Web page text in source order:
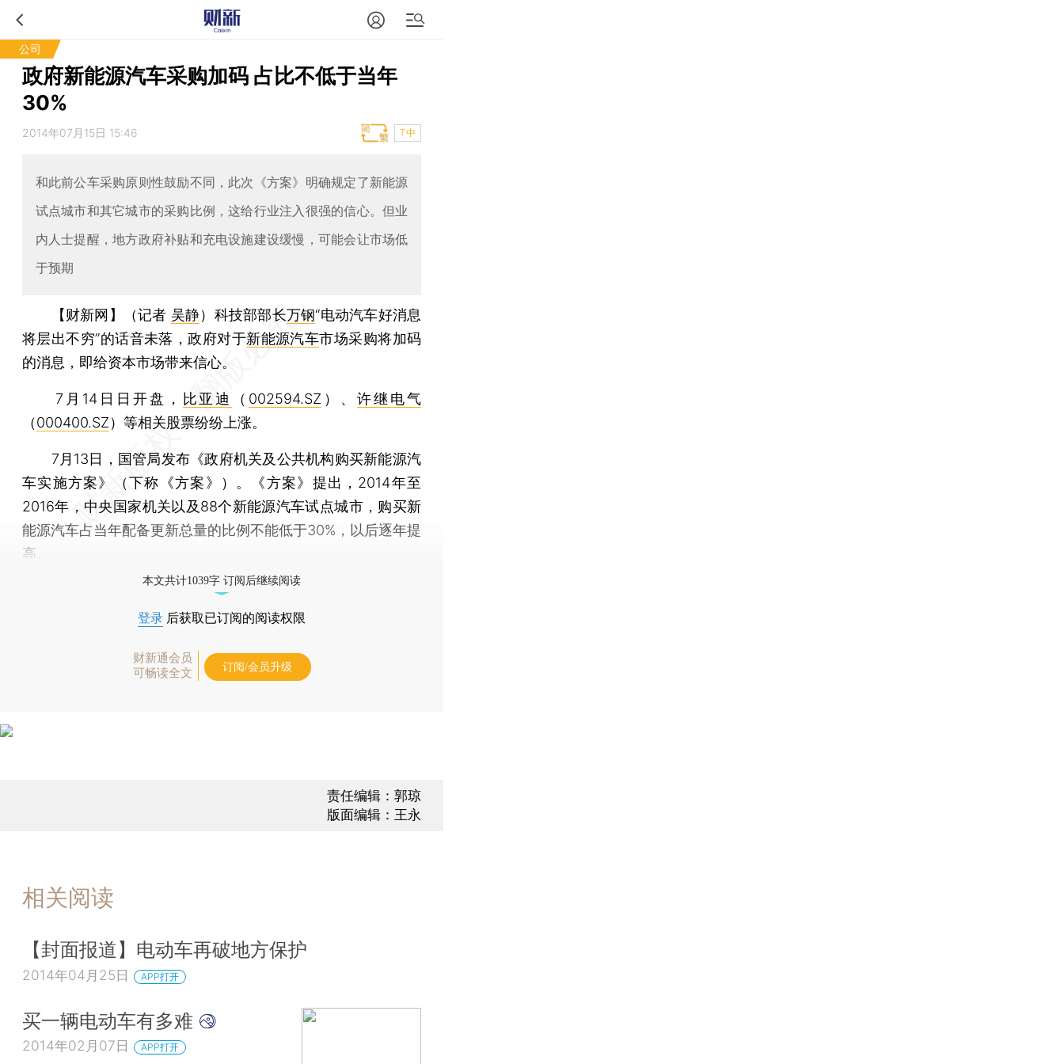
公司
政府新能源汽车采购加码 占比不低于当年
30%
2014年07月15日 15:46 T中
和此前公车采购原则性鼓励不同，此次《方案》明确规定了新能源
试点城市和其它城市的采购比例，这给行业注入很强的信心。但业
内人士提醒，地方政府补贴和充电设施建设缓慢，可能会让市场低
于预期
【财新网】（记者 吴静） 科技部部长万钢“电动汽车好消息
将层出不穷”的话音未落，政府对于新能源汽车市场采购将加码
的消息，即给资本市场带来信心。
7月14日日开盘， 比亚迪 （ 002594.SZ ）、许继电气
（000400.SZ）等相关股票纷纷上涨。
7月13日，国管局发布《政府机关及公共机构购买新能源汽
车实施方案》（下称《方案》）。《方案》提出，2014年至
2016年，中央国家机关以及88个新能源汽车试点城市，购买新
能源汽车占当年配备更新总量的比例不能低于30%，以后逐年提
高。
本文共计1039字 订阅后继续阅读
登录 后获取已订阅的阅读权限
财新通会员
可畅读全文
订阅/会员升级
责任编辑：郭琼
版面编辑：王永
相关阅读
【封面报道】电动车再破地方保护
2014年04月25日 APP打开
买一辆电动车有多难
2014年02月07日 APP打开